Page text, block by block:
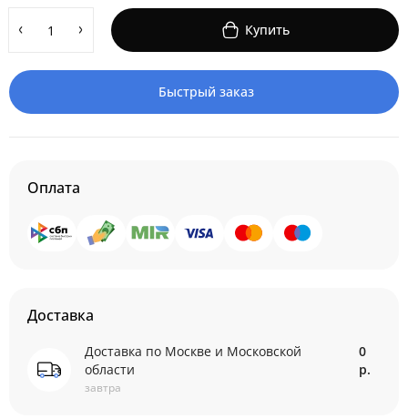
Купить
Быстрый заказ
Оплата
Доставка
Доставка по Москве и Московской
области
завтра
0
р.